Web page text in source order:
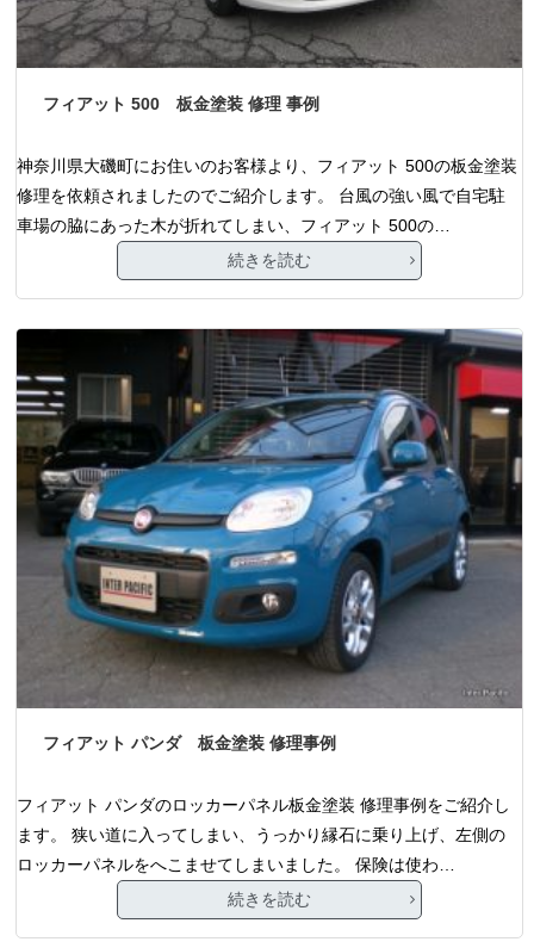
フィアット 500 板金塗装 修理 事例
神奈川県大磯町にお住いのお客様より、フィアット 500の板金塗装
修理を依頼されましたのでご紹介します。 台風の強い風で自宅駐
車場の脇にあった木が折れてしまい、フィアット 500の…
続きを読む
フィアット パンダ 板金塗装 修理事例
フィアット パンダのロッカーパネル板金塗装 修理事例をご紹介し
ます。 狭い道に入ってしまい、うっかり縁石に乗り上げ、左側の
ロッカーパネルをへこませてしまいました。 保険は使わ…
続きを読む